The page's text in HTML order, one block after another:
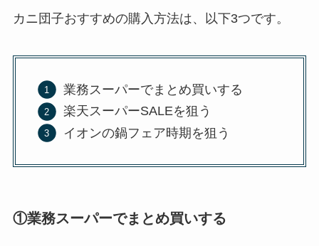
カニ団子おすすめの購入方法は、以下3つです。
業務スーパーでまとめ買いする
楽天スーパーSALEを狙う
イオンの鍋フェア時期を狙う
①業務スーパーでまとめ買いする